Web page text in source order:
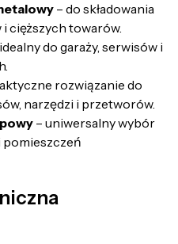
– do składowania
cięższych towarów.
do garaży, serwisów i
rozwiązanie do
narzędzi i przetworów.
– uniwersalny wybór
pomieszczeń